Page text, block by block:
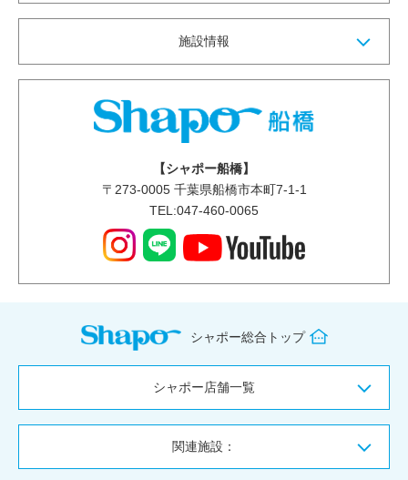
施設情報
【シャポー船橋】
〒 273-0005千葉県船橋市本町7-1-1
TEL:047-460-0065
シャポー総合トップ
シャポー店舗一覧
関連施設：